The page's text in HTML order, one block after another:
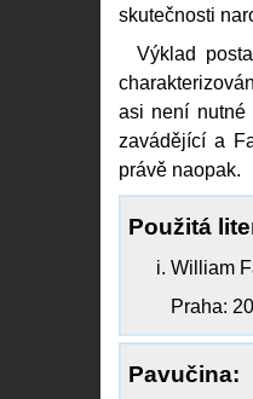
skutečnosti
Výklad
asi není nutné
zavádějící a
právě naopak.
Použitá
William
Praha:
Pavučina: